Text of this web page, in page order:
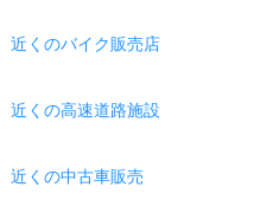
近くのバイク販売店
近くの高速道路施設
近くの中古車販売